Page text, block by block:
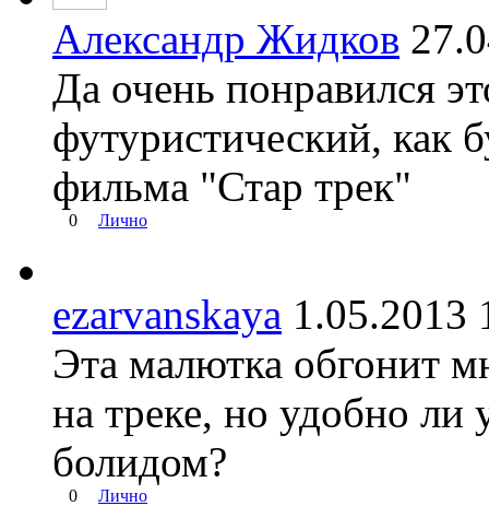
Александр Жидков
Да очень понравился
футуристический, как
фильма "Стар трек"
0 Лично
ezarvanskaya
Эта малютка обгонит
на треке, но удобно ли
болидом?
0 Лично